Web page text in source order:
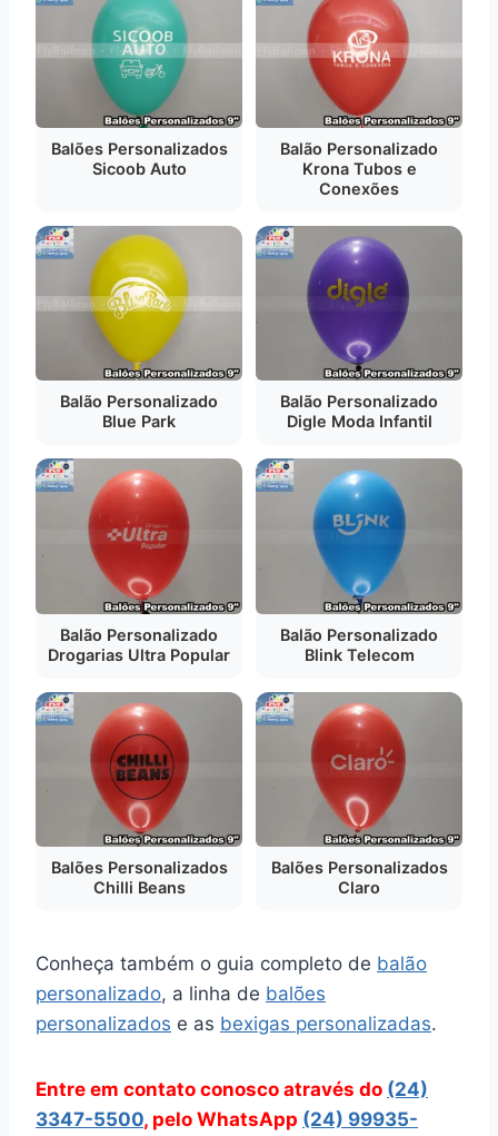
Balões Personalizados
Sicoob Auto
Balão Personalizado
Krona Tubos e
Conexões
Balão Personalizado
Blue Park
Balão Personalizado
Digle Moda Infantil
Balão Personalizado
Drogarias Ultra Popular
Balão Personalizado
Blink Telecom
Balões Personalizados
Chilli Beans
Balões Personalizados
Claro
Conheça também o guia completo de balão
personalizado, a linha de balões
personalizados e as bexigas personalizadas.
Entre em contato conosco através do (24)
3347-5500, pelo WhatsApp (24) 99935-